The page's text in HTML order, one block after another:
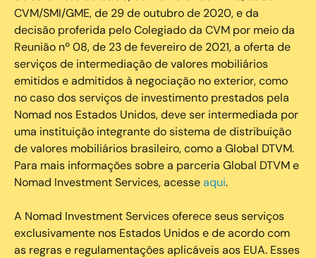
CVM/SMI/GME, de 29 de outubro de 2020, e da
decisão proferida pelo Colegiado da CVM por meio da
Reunião nº 08, de 23 de fevereiro de 2021, a oferta de
serviços de intermediação de valores mobiliários
emitidos e admitidos à negociação no exterior, como
no caso dos serviços de investimento prestados pela
Nomad nos Estados Unidos, deve ser intermediada por
uma instituição integrante do sistema de distribuição
de valores mobiliários brasileiro, como a Global DTVM.
Para mais informações sobre a parceria Global DTVM e
Nomad Investment Services, acesseaqui.
A Nomad Investment Services oferece seus serviços
exclusivamente nos Estados Unidos e de acordo com
as regras e regulamentações aplicáveis aos EUA. Esses